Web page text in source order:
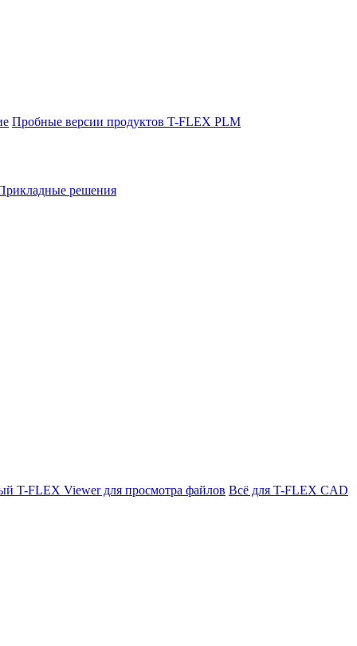
Пробные версии продуктов T-FLEX PLM
решения
T-FLEX Viewer для просмотра файлов Всё для T-FLEX CAD